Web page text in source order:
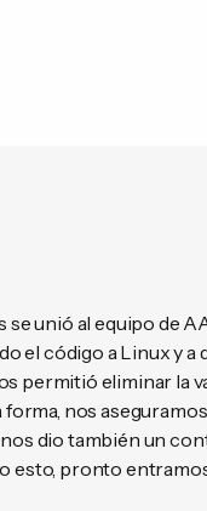
unió al equipo de
el código a Linux y a
permitió eliminar la
nos
dio también un
esto, pronto